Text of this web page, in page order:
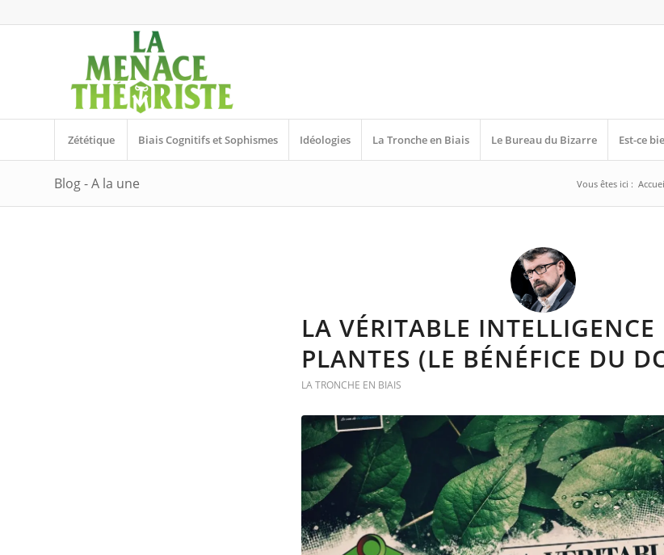
Zététique Biais Cognitifs et Sophismes Idéologies La Tronche en Biais Le Bureau du Bizarre Est-ce
Blog - A la une Vous êtes ici :
LA VÉRITABLE INTELLIGENCE
PLANTES (LE BÉNÉFICE DU
LA TRONCHE EN BIAIS